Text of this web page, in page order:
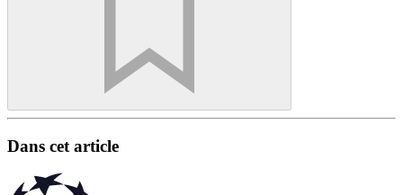
Dans cet article